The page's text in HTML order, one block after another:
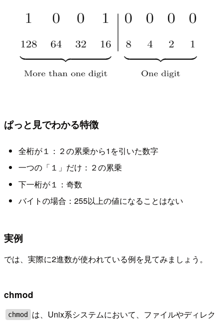
ぱっと見でわかる特徴
全桁が１：２の累乗から1を引いた数字
一つの「１」だけ：２の累乗
下一桁が１：奇数
バイトの場合：255以上の値になることはない
実例
では、実際に2進数が使われている例を見てみましょう。
chmod
chmod
は、Unix系システムにおいて、ファイルやディレク